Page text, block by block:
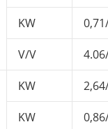
KW
V/V
KW
KW